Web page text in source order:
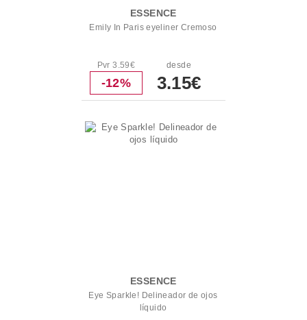
ESSENCE
Emily In Paris eyeliner Cremoso
Pvr 3.59€
-12%
desde
3.15€
ESSENCE
Eye Sparkle! Delineador de ojos
líquido